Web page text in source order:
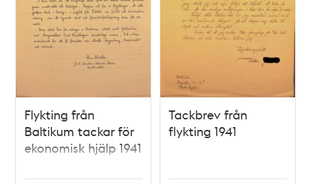
Flykting från
Baltikum tackar för
ekonomisk hjälp 1941
Tackbrev från
flykting 1941